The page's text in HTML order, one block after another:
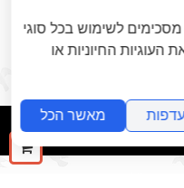
בתאורת לד -
הבית / משרד
לשימוש בכל סוגי
העוגיות החיוניות או
מאשר הכל